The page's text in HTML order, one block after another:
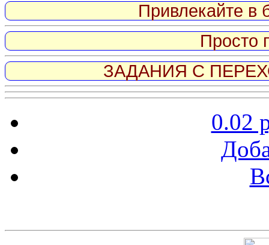
Привлекайте в
Просто
ЗАДАНИЯ С
0.02